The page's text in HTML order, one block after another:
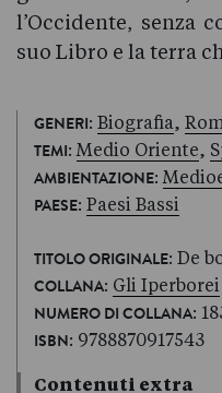
l’Occidente, senza
suo Libro e la terra
GENERI : Biografia,
TEMI : Medio Oriente,
AMBIENTAZIONE:
PAESE: Paesi Bassi
TITOLO ORIGINALE: De
COLLANA: Gli Iperborei
NUMERO DI COLLANA:
ISBN : 9788870917543
Contenuti extra